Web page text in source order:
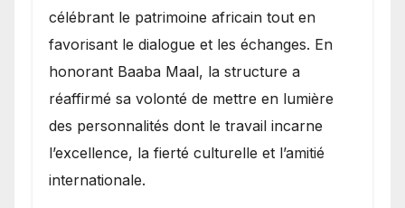
célébrant le patrimoine africain tout en
favorisant le dialogue et les échanges. En
honorant Baaba Maal, la structure a
réaffirmé sa volonté de mettre en lumière
des personnalités dont le travail incarne
l’excellence, la fierté culturelle et l’amitié
internationale.